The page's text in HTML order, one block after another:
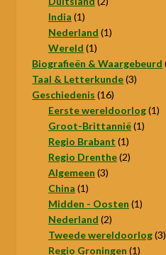
India 11
product
Nederland 11
Wereld 11
product
Biografieën & Waargebeurd
Taal & Letterkunde 33
Geschiedenis 1616
producten
Eerste wereldoorlog 11
Groot-Brittannië 11
Regio Brabant 11
product
Regio Drenthe 22
Algemeen 33
China 11
product
Midden - Oosten 11
Nederland 22
producten
Tweede wereldoorlog 33
Regio Groningen 11